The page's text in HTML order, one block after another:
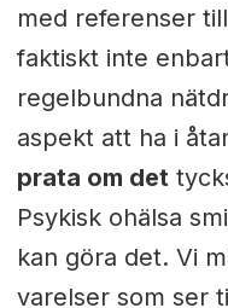
med referenser
faktiskt inte
regelbundna
aspekt att ha i
prata om det
Psykisk ohälsa
kan göra det. Vi
varelser som ser